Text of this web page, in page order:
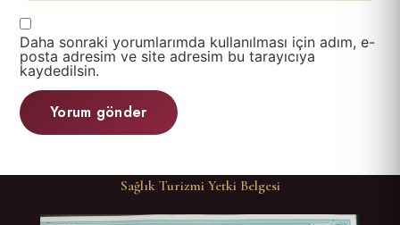
Daha sonraki yorumlarımda kullanılması için adım, e-
posta adresim ve site adresim bu tarayıcıya
kaydedilsin.
Sağlık Turizmi Yetki Belgesi